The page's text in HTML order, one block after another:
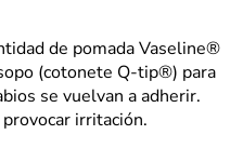
de pomada Vaseline®
(cotonete Q-tip®) para
se vuelvan a adherir.
irritación.